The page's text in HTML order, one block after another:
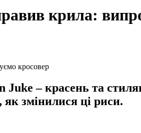
крила:
– красень та
як змінилися ці риси.